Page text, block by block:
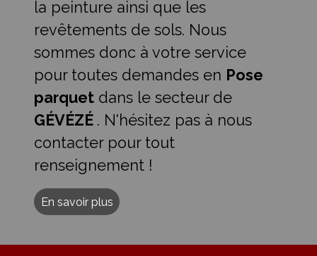
la peinture ainsi que les
revêtements de sols. Nous
sommes donc à votre service
pour toutes demandes en Pose
parquet dans le secteur de
GÉVÉZÉ . N'hésitez pas à nous
contacter pour tout
renseignement !
En savoir plus